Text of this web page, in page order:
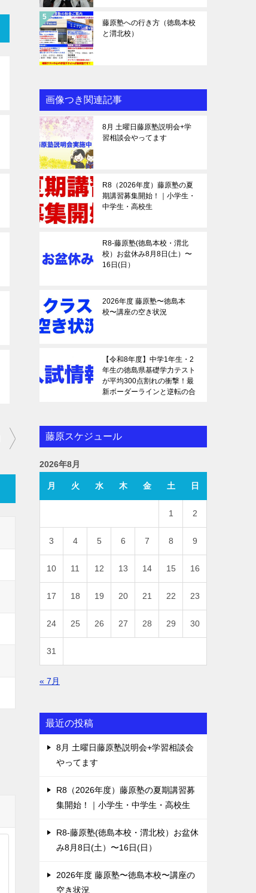
藤原塾への行き方（徳島本校
と渭北校）
画像つき関連記事
8月 土曜日藤原塾説明会+学
習相談会やってます
R8（2026年度）藤原塾の夏
期講習募集開始！｜小学生・
中学生・高校生
R8-藤原塾(徳島本校・渭北
校）お盆休み8月8日(土）〜
16日(日）
2026年度 藤原塾〜徳島本
校〜講座の空き状況
【令和8年度】中学1年生・2
年生の徳島県基礎学力テスト
が平均300点割れの衝撃！最
新ボーダーラインと逆転の合
藤原スケジュール
2026年8月
月 火 水 木 金 土 日
1 2
3 4 5 6 7 8 9
10 11 12 13 14 15 16
17 18 19 20 21 22 23
24 25 26 27 28 29 30
31
« 7月
最近の投稿
8月 土曜日藤原塾説明会+学習相談会
やってます
R8（2026年度）藤原塾の夏期講習募
集開始！｜小学生・中学生・高校生
R8-藤原塾(徳島本校・渭北校）お盆休
み8月8日(土）〜16日(日）
2026年度 藤原塾〜徳島本校〜講座の
空き状況